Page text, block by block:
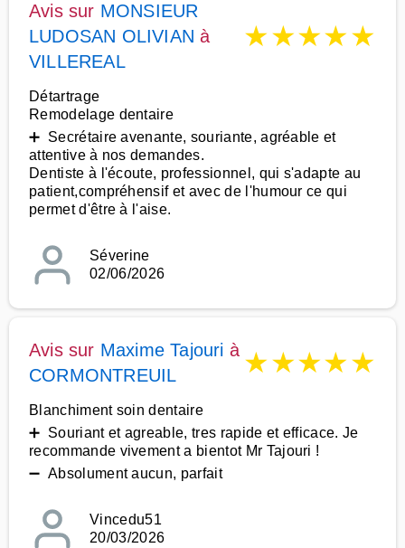
Avis sur MONSIEUR
LUDOSAN OLIVIAN à
VILLEREAL
★★★★★
Détartrage
Remodelage dentaire
➕ Secrétaire avenante, souriante, agréable et
attentive à nos demandes.
Dentiste à l'écoute, professionnel, qui s'adapte au
patient,compréhensif et avec de l'humour ce qui
permet d'être à l'aise.
Séverine
02/06/2026
Avis sur Maxime Tajouri à
CORMONTREUIL
★★★★★
Blanchiment soin dentaire
➕ Souriant et agreable, tres rapide et efficace. Je
recommande vivement a bientot Mr Tajouri !
➖ Absolument aucun, parfait
Vincedu51
20/03/2026